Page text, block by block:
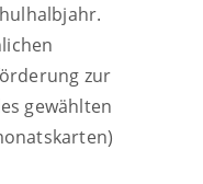
zur
gewählten